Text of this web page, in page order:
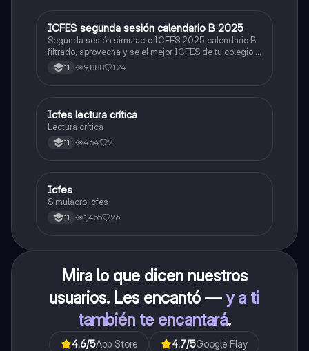
ICFES: Lectura Crítica
ICFES segunda sesión calendario B 2025
Segunda sesión simulacro ICFES 2025 calendario B
filtrado, aprovecha y se el mejor ICFES de tu colegio y
poder ingresar a universidad, y estudiar aquella
carrera con la que tanto sueñas.
11 9,888 124
Lengua Castellana
Icfes lectura crítica
Lectura crítica
11 464 2
ICFES: Sociales y Ciudadanas
Icfes
Simulacro icfes
11 1,455 26
Mira lo que dicen nuestros
usuarios. Les encantó —y a ti
también te encantará.
4.6/5App Store 4.7/5Google Play